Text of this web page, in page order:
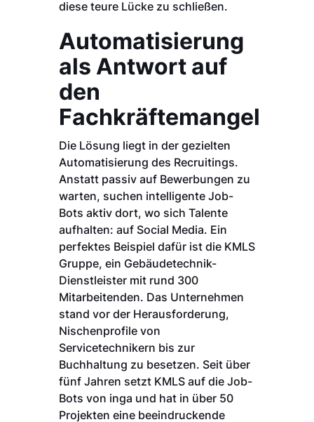
diese teure Lücke zu schließen.
Automatisierung
als Antwort auf
den
Fachkräftemangel
Die Lösung liegt in der gezielten
Automatisierung des Recruitings.
Anstatt passiv auf Bewerbungen zu
warten, suchen intelligente Job-
Bots aktiv dort, wo sich Talente
aufhalten: auf Social Media. Ein
perfektes Beispiel dafür ist die KMLS
Gruppe, ein Gebäudetechnik-
Dienstleister mit rund 300
Mitarbeitenden. Das Unternehmen
stand vor der Herausforderung,
Nischenprofile von
Servicetechnikern bis zur
Buchhaltung zu besetzen. Seit über
fünf Jahren setzt KMLS auf die Job-
Bots von inga und hat in über 50
Projekten eine beeindruckende